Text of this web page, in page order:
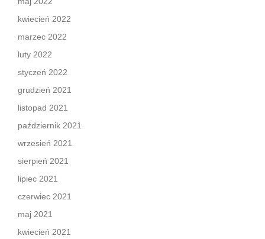
kwiecień 2022
marzec 2022
luty 2022
styczeń 2022
grudzień 2021
listopad 2021
październik 2021
wrzesień 2021
sierpień 2021
lipiec 2021
czerwiec 2021
maj 2021
kwiecień 2021